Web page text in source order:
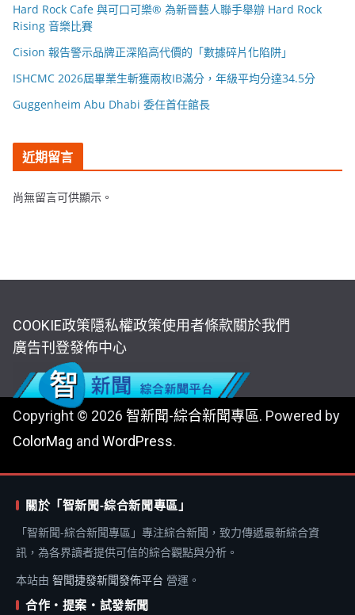
Hard Rock Cafe 與可口可樂® 為新晉藝人聯手舉辦 Hard Rock
Rising 音樂比賽
Cision 報告警示品牌正深陷高代價的「數據碎片化陷阱」
ISHCMC 2026屆畢業生斬獲兩枚IB滿分，年級平均分達34.5分
Guggenheim Abu Dhabi 委任首任館長
近期留言
尚無留言可供顯示。
COOKIE政策隱私權政策使用者條款關於我們
廣告刊登發佈中心
Copyright © 2026 智新聞-綜合新聞專區. Powered by
ColorMag and WordPress.
關於「智新聞-綜合新聞專區」
「智新聞-綜合新聞專區」專注綜合新聞，致力傳遞最新綜合資
訊，為各界讀者提供可信的綜合觀點與分析。
本站由 智聞捷發新聞發佈平台 營運。
合作・提案・試發新聞